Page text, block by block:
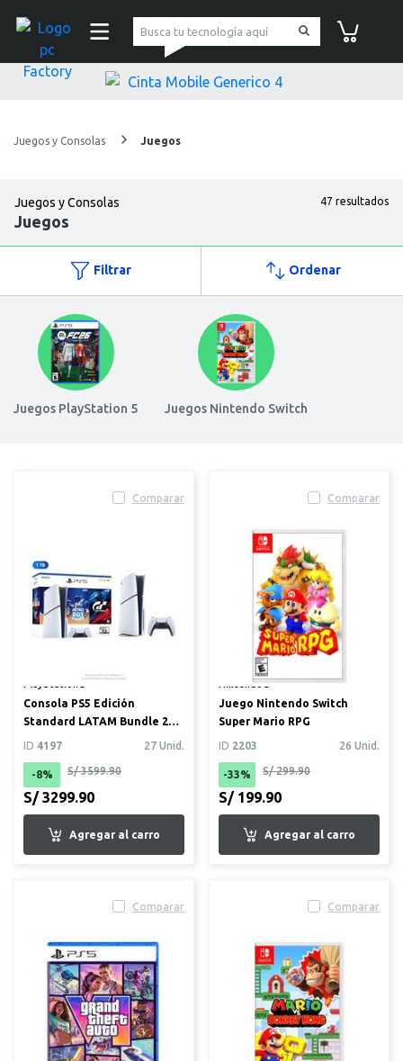
pc Factory
Juegos y Consolas Juegos
Juegos y Consolas
Juegos
47 resultados
Filtrar Ordenar
Juegos PlayStation 5 Juegos Nintendo Switch
Comparar
Consola PS5 Edición
Standard LATAM Bundle 2
GT ASTRO NEW
ID 4197 27 Unid.
-8% S/ 3599.90
S/ 3299.90
Comparar
Nintendo®
Juego Nintendo Switch
Super Mario RPG
ID 2203 26 Unid.
-33% S/ 299.90
S/ 199.90
Comparar Comparar